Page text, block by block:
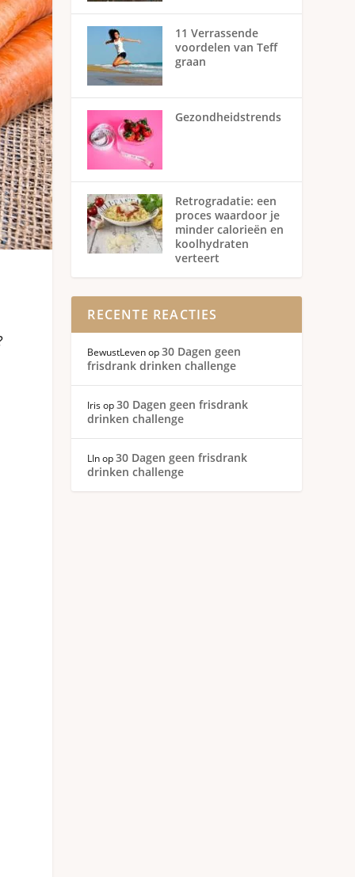
11 Verrassende
voordelen van Teff
graan
Gezondheidstrends
Retrogradatie: een
proces waardoor je
minder calorieën en
koolhydraten
verteert
RECENTE REACTIES
BewustLevenop30 Dagen geen
frisdrank drinken challenge
Irisop30 Dagen geen frisdrank
drinken challenge
LInop30 Dagen geen frisdrank
drinken challenge